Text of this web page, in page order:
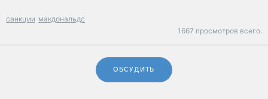
санкции макдональдс
1667 просмотров всего.
ОБСУДИТЬ